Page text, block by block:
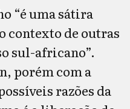
“é uma sátira
contexto de outras
sul-africano”.
porém com a
razões da